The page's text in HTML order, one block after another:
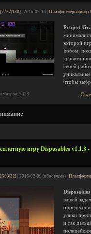
| 2016-02-10 | Платформеры (вид
Project
которой
Бобом,
своей
чтобы
2428
игру Disposables v1.1.3 -
| 2016-02-09 (обновлено) |
Disposables
вашей
улики
и так